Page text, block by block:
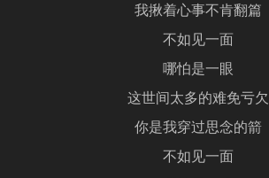
我揪着心事不肯翻篇
不如见一面
哪怕是一眼
这世间太多的难免亏欠
你是我穿过思念的箭
不如见一面